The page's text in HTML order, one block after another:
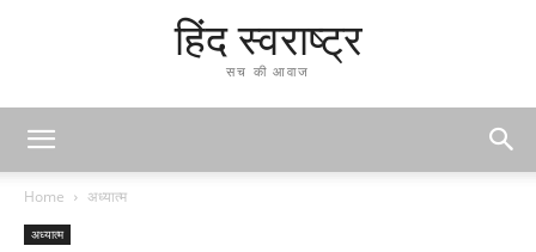
हिंद स्वराष्ट्र
सच की आवाज
Home अध्यात्म
अध्यात्म